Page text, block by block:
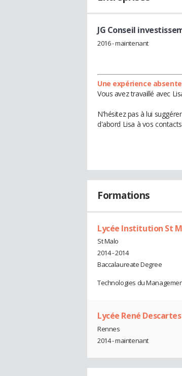
JG Conseil
2016 - maintenant
Une expérience absente
Vous avez travaillé avec
N'hésitez pas à lui
d'abord Lisa à vos
Formations
Lycée Institution St
St Malo
2014 - 2014
Baccalaureate Degree
Technologies du
Lycée René Descartes
Rennes
2014 - maintenant